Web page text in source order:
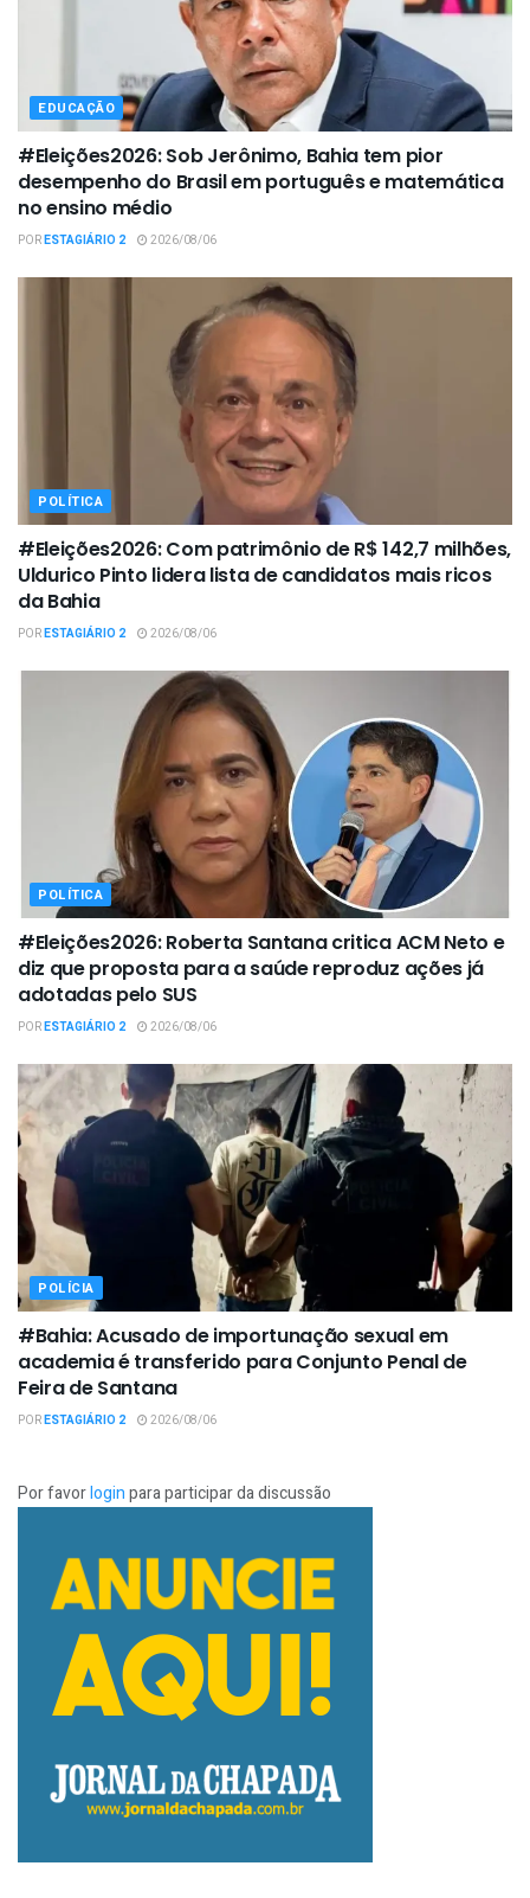
EDUCAÇÃO
#Eleições2026: Sob Jerônimo, Bahia tem pior
desempenho do Brasil em português e matemática
no ensino médio
PORESTAGIÁRIO 2 2026/08/06
POLÍTICA
#Eleições2026: Com patrimônio de R$ 142,7 milhões,
Uldurico Pinto lidera lista de candidatos mais ricos
da Bahia
PORESTAGIÁRIO 2 2026/08/06
POLÍTICA
#Eleições2026: Roberta Santana critica ACM Neto e
diz que proposta para a saúde reproduz ações já
adotadas pelo SUS
PORESTAGIÁRIO 2 2026/08/06
POLÍCIA
#Bahia: Acusado de importunação sexual em
academia é transferido para Conjunto Penal de
Feira de Santana
PORESTAGIÁRIO 2 2026/08/06
Por favorloginpara participar da discussão